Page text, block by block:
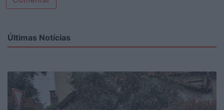
Últimas Notícias